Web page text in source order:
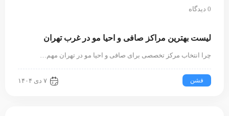
0 دیدگاه
لیست بهترین مراکز صافی و احیا مو در غرب تهران
چرا انتخاب مرکز تخصصی برای صافی و احیا مو در تهران مهم…
فشن ۷ دی ۱۴۰۴